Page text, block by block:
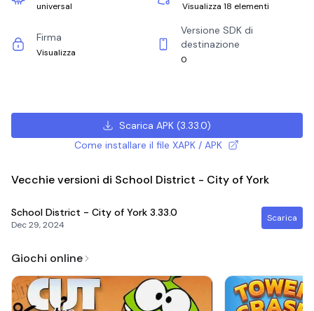
universal Visualizza 18 elementi
Firma
Visualizza
Versione SDK di
destinazione
0
Scarica APK (3.33.0)
Come installare il file XAPK / APK
Vecchie versioni di School District - City of York
School District - City of York 3.33.0
Dec 29, 2024
Scarica
Giochi online